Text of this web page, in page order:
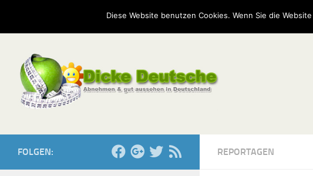
Kontakt Serien Umfragen
REPORTAGEN
FOLGEN:
Diese Website benutzen Cookies. Wenn Sie die